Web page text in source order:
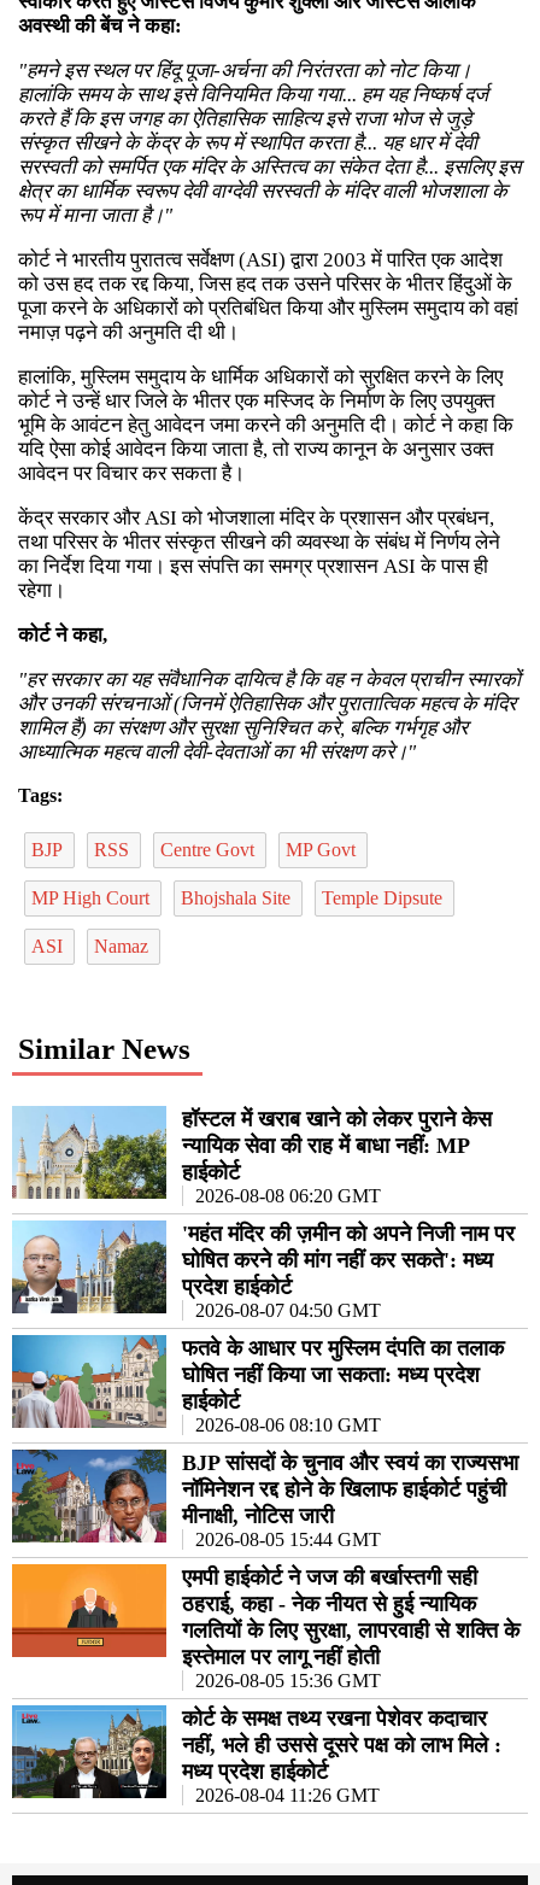
अवस्थी की बेंच ने कहा:
"हमने इस स्थल पर हिंदू पूजा-अर्चना की निरंतरता को नोट किया।
हालांकि समय के साथ इसे विनियमित किया गया... हम यह निष्कर्ष दर्ज
करते हैं कि इस जगह का ऐतिहासिक साहित्य इसे राजा भोज से जुड़े
संस्कृत सीखने के केंद्र के रूप में स्थापित करता है... यह धार में देवी
सरस्वती को समर्पित एक मंदिर के अस्तित्व का संकेत देता है... इसलिए इस
क्षेत्र का धार्मिक स्वरूप देवी वाग्देवी सरस्वती के मंदिर वाली भोजशाला के
रूप में माना जाता है।"
कोर्ट ने भारतीय पुरातत्व सर्वेक्षण (ASI) द्वारा 2003 में पारित एक आदेश
को उस हद तक रद्द किया, जिस हद तक उसने परिसर के भीतर हिंदुओं के
पूजा करने के अधिकारों को प्रतिबंधित किया और मुस्लिम समुदाय को वहां
नमाज़ पढ़ने की अनुमति दी थी।
हालांकि, मुस्लिम समुदाय के धार्मिक अधिकारों को सुरक्षित करने के लिए
कोर्ट ने उन्हें धार जिले के भीतर एक मस्जिद के निर्माण के लिए उपयुक्त
भूमि के आवंटन हेतु आवेदन जमा करने की अनुमति दी। कोर्ट ने कहा कि
यदि ऐसा कोई आवेदन किया जाता है, तो राज्य कानून के अनुसार उक्त
आवेदन पर विचार कर सकता है।
केंद्र सरकार और ASI को भोजशाला मंदिर के प्रशासन और प्रबंधन,
तथा परिसर के भीतर संस्कृत सीखने की व्यवस्था के संबंध में निर्णय लेने
का निर्देश दिया गया। इस संपत्ति का समग्र प्रशासन ASI के पास ही
रहेगा।
कोर्ट ने कहा,
"हर सरकार का यह संवैधानिक दायित्व है कि वह न केवल प्राचीन स्मारकों
और उनकी संरचनाओं (जिनमें ऐतिहासिक और पुरातात्विक महत्व के मंदिर
शामिल हैं) का संरक्षण और सुरक्षा सुनिश्चित करे, बल्कि गर्भगृह और
आध्यात्मिक महत्व वाली देवी-देवताओं का भी संरक्षण करे।"
Tags:
BJP RSS Centre Govt MP Govt
MP High Court Bhojshala Site Temple Dipsute
ASI Namaz
Similar News
हॉस्टल में खराब खाने को लेकर पुराने केस
न्यायिक सेवा की राह में बाधा नहीं: MP
हाईकोर्ट
2026-08-08 06:20 GMT
'महंत मंदिर की ज़मीन को अपने निजी नाम पर
घोषित करने की मांग नहीं कर सकते': मध्य
प्रदेश हाईकोर्ट
2026-08-07 04:50 GMT
फतवे के आधार पर मुस्लिम दंपति का तलाक
घोषित नहीं किया जा सकता: मध्य प्रदेश
हाईकोर्ट
2026-08-06 08:10 GMT
BJP सांसदों के चुनाव और स्वयं का राज्यसभा
नॉमिनेशन रद्द होने के खिलाफ हाईकोर्ट पहुंची
मीनाक्षी, नोटिस जारी
2026-08-05 15:44 GMT
एमपी हाईकोर्ट ने जज की बर्खास्तगी सही
ठहराई, कहा - नेक नीयत से हुई न्यायिक
गलतियों के लिए सुरक्षा, लापरवाही से शक्ति के
इस्तेमाल पर लागू नहीं होती
2026-08-05 15:36 GMT
कोर्ट के समक्ष तथ्य रखना पेशेवर कदाचार
नहीं, भले ही उससे दूसरे पक्ष को लाभ मिले :
मध्य प्रदेश हाईकोर्ट
2026-08-04 11:26 GMT